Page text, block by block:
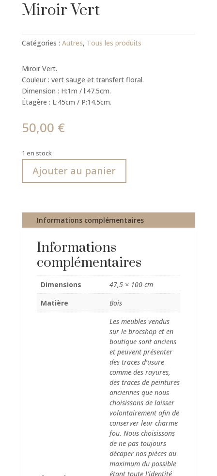
Miroir Vert
Catégories : Autres, Tous les produits
Miroir Vert.
Couleur : vert sauge et transfert floral.
Dimension : H:1m / l:47.5cm.
Étagère : L:45cm / P:14.5cm.
50,00 €
1 en stock
Ajouter au panier
n
v
e
:
Informations complémentaires
Informations
complémentaires
Dimensions
47,5 × 100 cm
Matière
Bois
Les meubles vendus
sur le brocshop et en
boutique sont anciens
et peuvent présenter
des traces d’usure
comme des rayures,
des traces de peintures
anciennes que nous
choisissons de laisser
volontairement afin de
conserver leur charme
fou. Nous choisissons
de ne pas toujours
décaper nos pièces au
maximum du possible
étant toute l’identité